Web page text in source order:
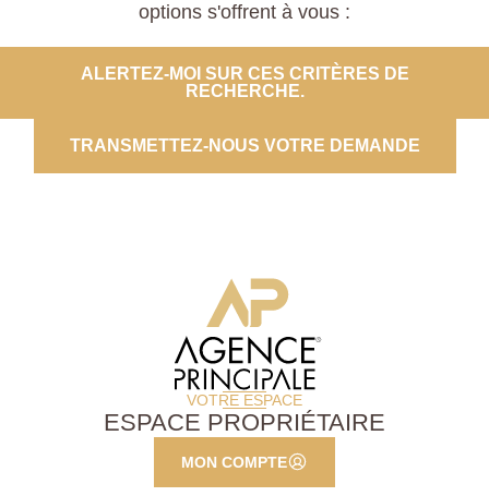
options s'offrent à vous :
ALERTEZ-MOI SUR CES CRITÈRES DE
RECHERCHE.
TRANSMETTEZ-NOUS VOTRE DEMANDE
VOTRE ESPACE
ESPACE PROPRIÉTAIRE
MON COMPTE